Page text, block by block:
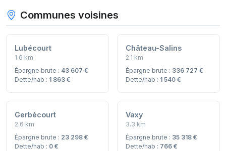
Communes voisines
Lubécourt
1.6 km
Épargne brute : 43 607 €
Dette/hab : 1 863 €
Château-Salins
2.1 km
Épargne brute : 336 727 €
Dette/hab : 1 540 €
Gerbécourt
2.6 km
Épargne brute : 23 298 €
Dette/hab : 0 €
Vaxy
3.3 km
Épargne brute : 35 318 €
Dette/hab : 766 €